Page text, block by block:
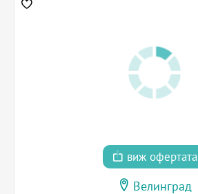
виж офертата
Велинград